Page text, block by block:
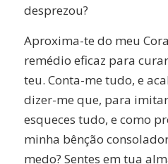
desprezou?
Aproxima-te do meu
remédio eficaz para
teu. Conta-me tudo, e
dizer-me que, para
esqueces tudo, e como
minha bênção
medo? Sentes em tua